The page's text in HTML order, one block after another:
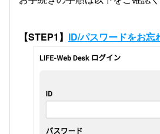
【STEP1】 ID/パスワードをお忘